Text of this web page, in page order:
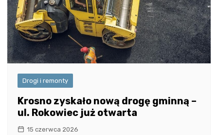
Drogi i remonty
Krosno zyskało nową drogę gminną –
ul. Rokowiec już otwarta
15 czerwca 2026